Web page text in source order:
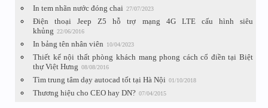
In tem nhãn nước đóng chai 27/07/2023
Điện thoại Jeep Z5 hỗ trợ mạng 4G LTE cấu hình siêu
khủng 22/06/2016
In bảng tên nhân viên 10/04/2023
Thiết kế nội thất phòng khách mang phong cách cổ điền tại Biệt
thự Việt Hưng 08/08/2016
Tìm trung tâm dạy autocad tốt tại Hà Nội 01/10/2018
Thương hiệu cho CEO hay DN? 07/04/2015